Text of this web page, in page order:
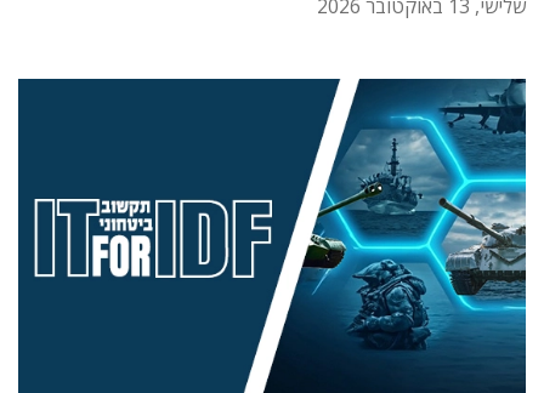
שלישי, 13 באוקטובר 2026